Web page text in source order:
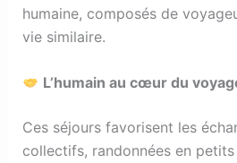
humaine, composés de
vie similaire.
L’humain au cœur du
Ces séjours favorisent les
collectifs, randonnées en